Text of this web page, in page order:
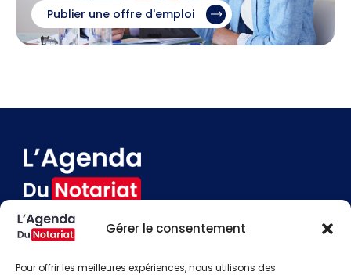
Gérer le consentement
Pour offrir les meilleures expériences, nous utilisons des
Publier une offre d'emploi
Contact